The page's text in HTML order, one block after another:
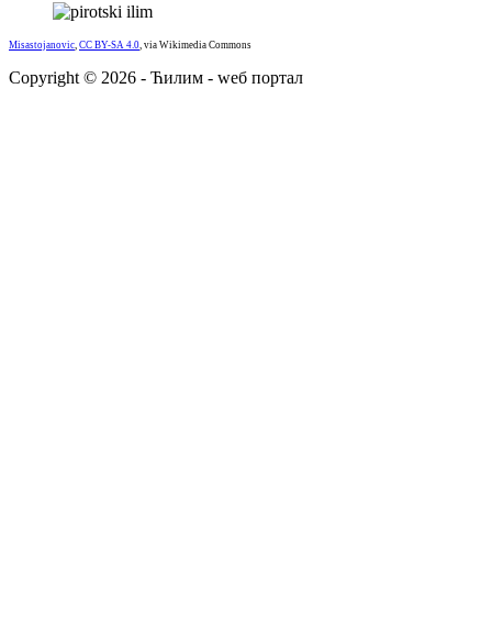
Misastojanovic, CC BY-SA 4.0, via Wikimedia Commons
Copyright © 2026 - Ћилим - wеб портал